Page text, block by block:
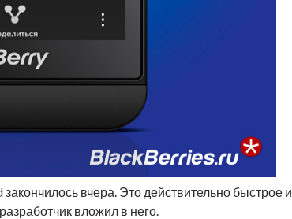
вчера. Это действительно быстрое и
вложил в него.